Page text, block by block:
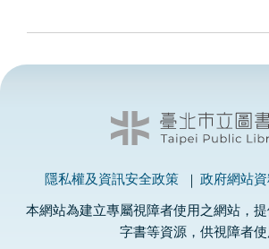
隱私權及資訊安全政策 政府網站
本網站為建立專屬視障者使用之網站，
字書等資源，供視障者使